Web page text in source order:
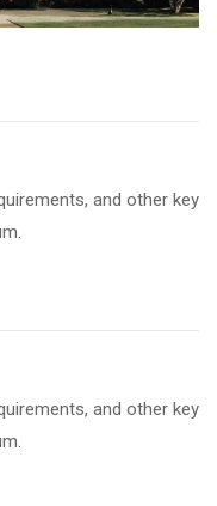
and other key
and other key